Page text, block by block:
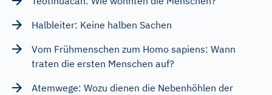
Halbleiter: Keine halben Sachen
Vom Frühmenschen zum Homo sapiens: Wann
traten die ersten Menschen auf?
Atemwege: Wozu dienen die Nebenhöhlen der